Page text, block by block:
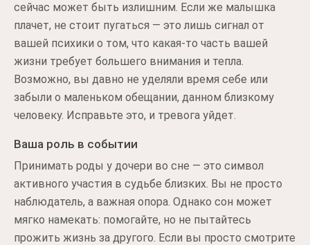
сейчас может быть излишним. Если же малышка
плачет, не стоит пугаться — это лишь сигнал от
вашей психики о том, что какая-то часть вашей
жизни требует большего внимания и тепла.
Возможно, вы давно не уделяли время себе или
забыли о маленьком обещании, данном близкому
человеку. Исправьте это, и тревога уйдет.
Ваша роль в событии
Принимать роды у дочери во сне — это символ
активного участия в судьбе близких. Вы не просто
наблюдатель, а важная опора. Однако сон может
мягко намекать: помогайте, но не пытайтесь
прожить жизнь за другого. Если вы просто смотрите